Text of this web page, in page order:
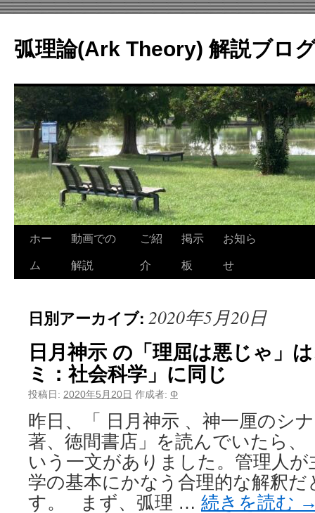
テ
ン
へ
ス
キ
ッ
プ
弧理論(Ark Theory) 解説ブロ
ホー
ム
動画での
解説
ご紹
介
掲示
板
お知ら
せ
日別アーカイブ: 2020年5月20日
日月神示 の「理屈は悪じゃ」
ミ：社会科学」に同じ
投稿日: 2020年5月20日 作成者: Φ
昨日、「 日月神示 、神一厘のシ
著、徳間書店」を読んでいたら、
いう一文がありました。管理人
学の基本にかなう合理的な解釈
す。 まず、弧理 … 続きを読む